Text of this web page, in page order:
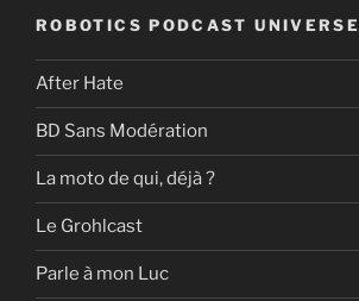
ROBOTICS PODCAST UNIVERSE
After Hate
BD Sans Modération
La moto de qui, déjà ?
Le Grohlcast
Parle à mon Luc